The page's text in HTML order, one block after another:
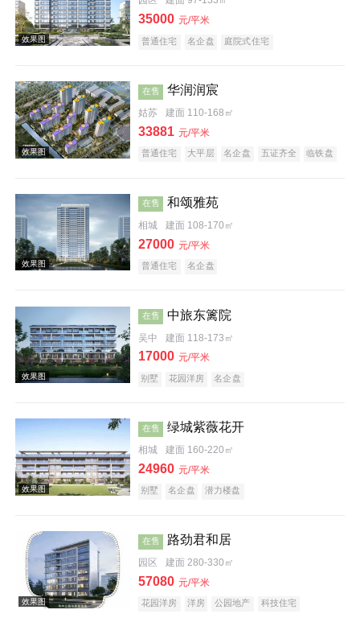
35000 元/平米
普通住宅 名企盘 庭院式住宅
在售 华润润宸
姑苏 建面 110-168㎡
33881 元/平米
普通住宅 大平层 名企盘 五证齐全
临铁盘
效果图
在售 和颂雅苑
相城 建面 108-170㎡
27000 元/平米
普通住宅 名企盘
在售 中旅东篱院
吴中 建面 118-173㎡
17000 元/平米
别墅 花园洋房 名企盘
在售 绿城紫薇花开
相城 建面 160-220㎡
24960 元/平米
别墅 名企盘 潜力楼盘
在售 路劲君和居
园区 建面 280-330㎡
57080 元/平米
花园洋房 洋房 公园地产 科技住宅